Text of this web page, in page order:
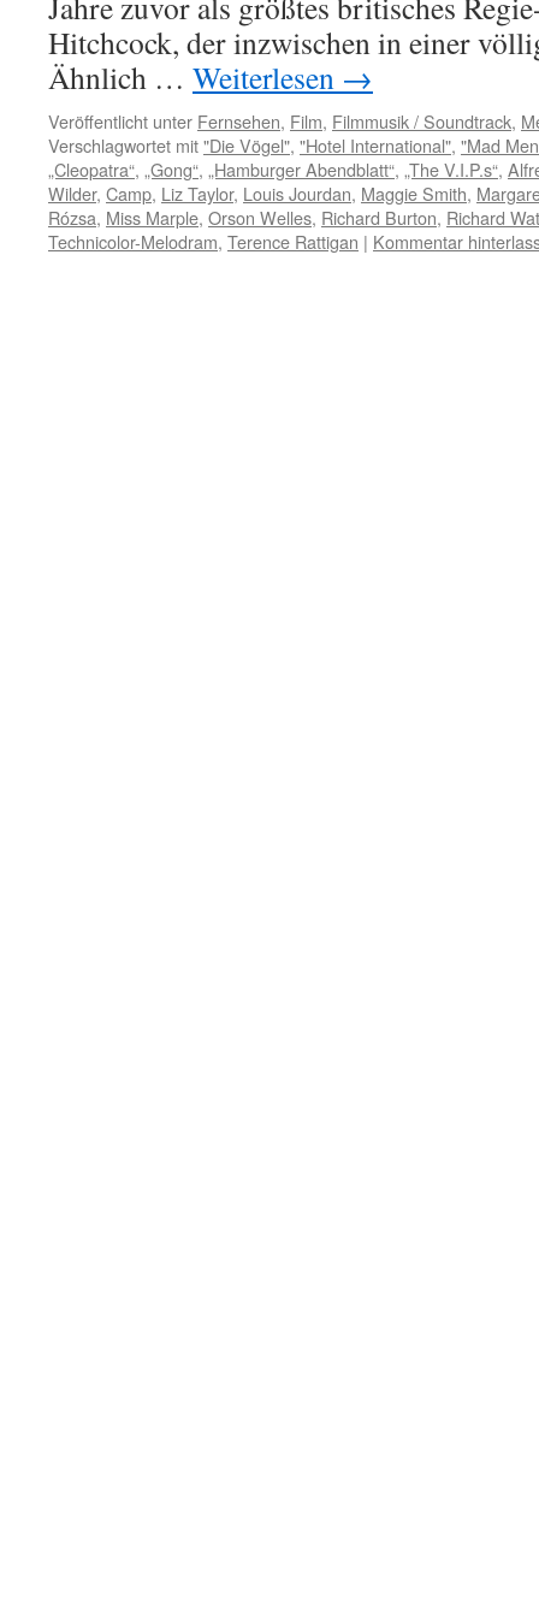
Hitchcock, der inzwischen in einer
Ähnlich … Weiterlesen →
Veröffentlicht unter Fernsehen, Film, Filmmusik / Soundtrack,
Verschlagwortet mit"Die Vögel", "Hotel International", "Mad
„Cleopatra“, „Gong“, „Hamburger Abendblatt“, „The V.I.P.s“,
Wilder, Camp, Liz Taylor, Louis Jourdan, Maggie Smith,
Rózsa, Miss Marple, Orson Welles, Richard Burton, Richard
Technicolor-Melodram, Terence Rattigan | Kommentar